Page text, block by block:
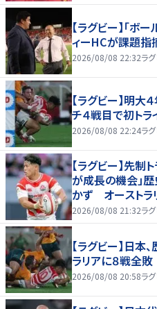
【ラグビー】「ボ
ィーHCが課題
2026/08/08 22:32ラ
【ラグビー】明
チ４戦目で初ト
2026/08/08 22:24ラ
【ラグビー】先制
が成長の機会」
かず オーストラ
る
2026/08/08 21:32ラ
【ラグビー】日
ラリアに８戦全
2026/08/08 20:58ラ